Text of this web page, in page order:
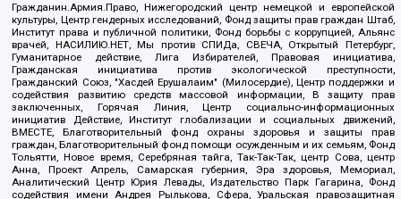
Гражданин.Армия.Право, Нижегородский центр немецкой и европейской
культуры, Центр гендерных исследований, Фонд защиты прав граждан Штаб,
Институт права и публичной политики, Фонд борьбы с коррупцией, Альянс
врачей, НАСИЛИЮ.НЕТ, Мы против СПИДа, СВЕЧА, Открытый Петербург,
Гуманитарное действие, Лига Избирателей, Правовая инициатива,
Гражданская инициатива против экологической преступности,
Гражданский Союз, "Хасдей Ерушалаим" (Милосердие), Центр поддержки и
содействия развитию средств массовой информации, В защиту прав
заключенных, Горячая Линия, Центр социально-информационных
инициатив Действие, Институт глобализации и социальных движений,
ВМЕСТЕ, Благотворительный фонд охраны здоровья и защиты прав
граждан, Благотворительный фонд помощи осужденным и их семьям, Фонд
Тольятти, Новое время, Серебряная тайга, Так-Так-Так, центр Сова, центр
Анна, Проект Апрель, Самарская губерния, Эра здоровья, Мемориал,
Аналитический Центр Юрия Левады, Издательство Парк Гагарина, Фонд
содействия имени Андрея Рылькова, Сфера, Уральская правозащитная